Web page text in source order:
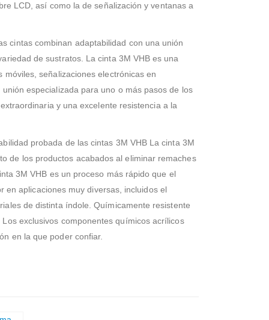
LCD, así como la de señalización y ventanas a
cintas combinan adaptabilidad con una unión
de sustratos. La cinta 3M VHB es una
señalizaciones electrónicas en
especializada para uno o más pasos de los
y una excelente resistencia a la
probada de las cintas 3M VHB La cinta 3M
de los productos acabados al eliminar remaches
3M VHB es un proceso más rápido que el
en aplicaciones muy diversas, incluidos el
de distinta índole. Químicamente resistente
exclusivos componentes químicos acrílicos
en la que poder confiar.